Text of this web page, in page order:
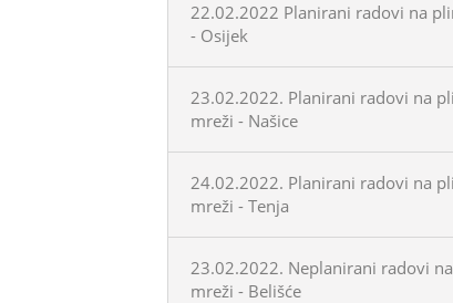
22.02.2022 Planirani radovi na
- Osijek
23.02.2022. Planirani radovi na
mreži - Našice
24.02.2022. Planirani radovi na
mreži - Tenja
23.02.2022. Neplanirani radovi
mreži - Belišće